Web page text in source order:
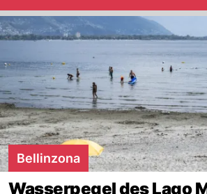
Bellinzona
Wasserpegel des Lago